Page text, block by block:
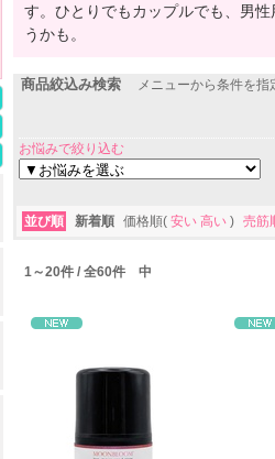
す。ひとりでもカップルでも、男
うかも。
商品絞込み検索 メニューから条件を
お悩みで絞り込む
並び順 新着順 価格順( 安い 高い ) 売筋
1～20件 / 全60件 中